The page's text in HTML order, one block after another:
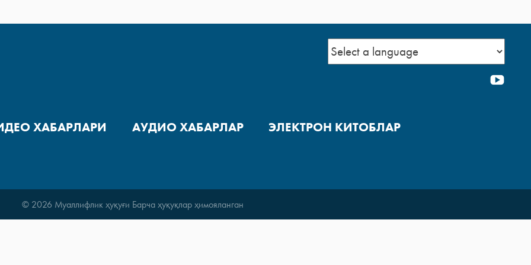
ХАБАРЛАРИ АУДИО ХАБАРЛАР ЭЛЕКТРОН КИТОБЛАР
© 2026 Муаллифлик ҳуқуғи Барча ҳуқуқлар ҳимояланган